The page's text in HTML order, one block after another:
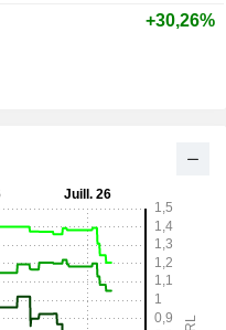
+30,26%